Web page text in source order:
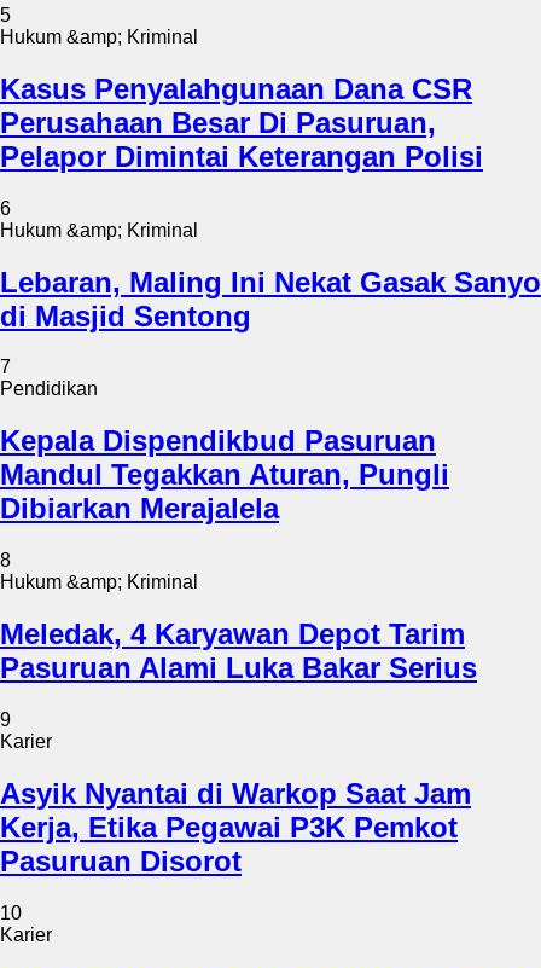
5
Hukum &amp; Kriminal
Kasus Penyalahgunaan Dana CSR
Perusahaan Besar Di Pasuruan,
Pelapor Dimintai Keterangan Polisi
6
Hukum &amp; Kriminal
Lebaran, Maling Ini Nekat Gasak Sanyo
di Masjid Sentong
7
Pendidikan
Kepala Dispendikbud Pasuruan
Mandul Tegakkan Aturan, Pungli
Dibiarkan Merajalela
8
Hukum &amp; Kriminal
Meledak, 4 Karyawan Depot Tarim
Pasuruan Alami Luka Bakar Serius
9
Karier
Asyik Nyantai di Warkop Saat Jam
Kerja, Etika Pegawai P3K Pemkot
Pasuruan Disorot
10
Karier